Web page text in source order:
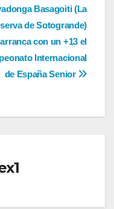
Basagoiti (La
de Sotogrande)
arranca con un +13 el
Internacional
de España Senior